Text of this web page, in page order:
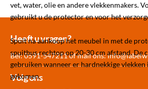
vet, water, olie en andere vlekkenmakers.
gebruikt u de protector en voor het
Spuit na aankoop het meubel in met de
spuitbus rechtop op 20-30 cm afstand. De
gebruiken wanneer er hardnekkige
gekomen.
Meer dan 30.000
producten op voorraad
Center
Heeft u vragen?
Bel: 0591-547211 of mail ons:
Volg ons